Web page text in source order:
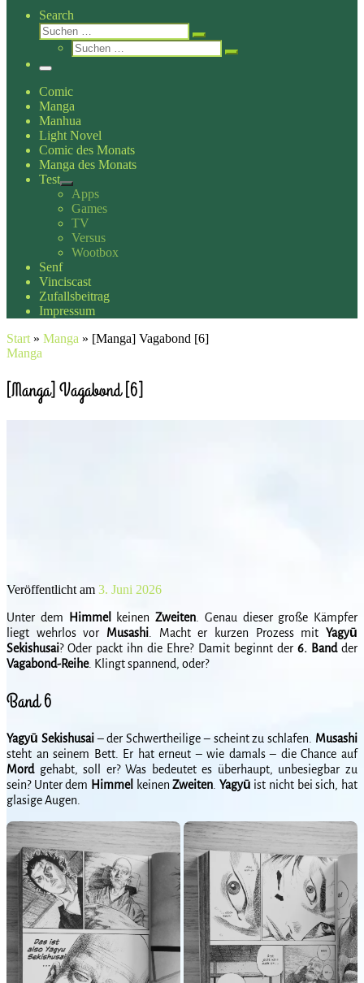
Search
Suche
Suchen …
Suche
Suchen …
Menü
Comic
Manga
Manhua
Light Novel
Comic des Monats
Manga des Monats
Test
Apps
Games
TV
Versus
Wootbox
Senf
Vinciscast
Zufallsbeitrag
Impressum
Start » Manga » [Manga] Vagabond [6]
Manga
[Manga] Vagabond [6]
Veröffentlicht am 3. Juni 2026
Unter dem Himmel keinen Zweiten . Genau dieser große Kämpfer
liegt wehrlos vor Musashi . Macht er kurzen Prozess mit Yagyū
Sekishusai? Oder packt ihn die Ehre? Damit beginnt der 6. Bandder
Vagabond-Reihe. Klingt spannend, oder?
Band 6
Yagyū Sekishusai– der Schwertheilige – scheint zu schlafen. Musashi
steht an seinem Bett. Er hat erneut – wie damals – die Chance auf
Mordgehabt, soll er? Was bedeutet es überhaupt, unbesiegbar zu
sein? Unter dem Himmel keinenZweiten Yagyū ist nicht bei sich, hat
glasige Augen.